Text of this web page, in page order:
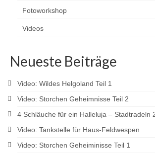
Fotoworkshop
Videos
Neueste Beiträge
Video: Wildes Helgoland Teil 1
Video: Storchen Geheimnisse Teil 2
4 Schläuche für ein Halleluja – Stadtradeln
Video: Tankstelle für Haus-Feldwespen
Video: Storchen Geheiminisse Teil 1